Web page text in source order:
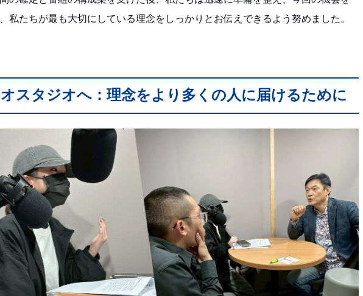
私たちが最も大切にしている理念をしっかりとお伝えできるよう努めました。
スタジオへ：理念をより多くの人に届けるために